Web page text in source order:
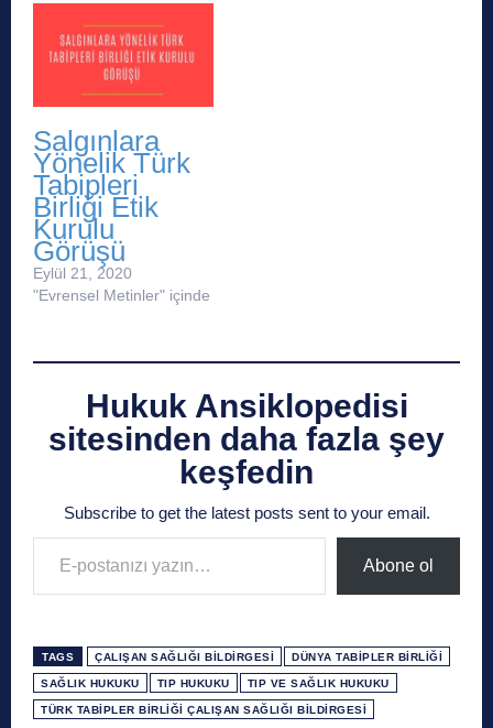
Salgınlara
Yönelik Türk
Tabipleri
Birliği Etik
Kurulu
Görüşü
Eylül 21, 2020
"Evrensel Metinler" içinde
Hukuk Ansiklopedisi
sitesinden daha fazla şey
keşfedin
Subscribe to get the latest posts sent to your email.
E-postanızı yazın…
Abone ol
TAGS ÇALIŞAN SAĞLIĞI BILDIRGESI DÜNYA TABIPLER BIRLIĞI
SAĞLIK HUKUKU TIP HUKUKU TIP VE SAĞLIK HUKUKU
TÜRK TABIPLER BIRLIĞI ÇALIŞAN SAĞLIĞI BILDIRGESI